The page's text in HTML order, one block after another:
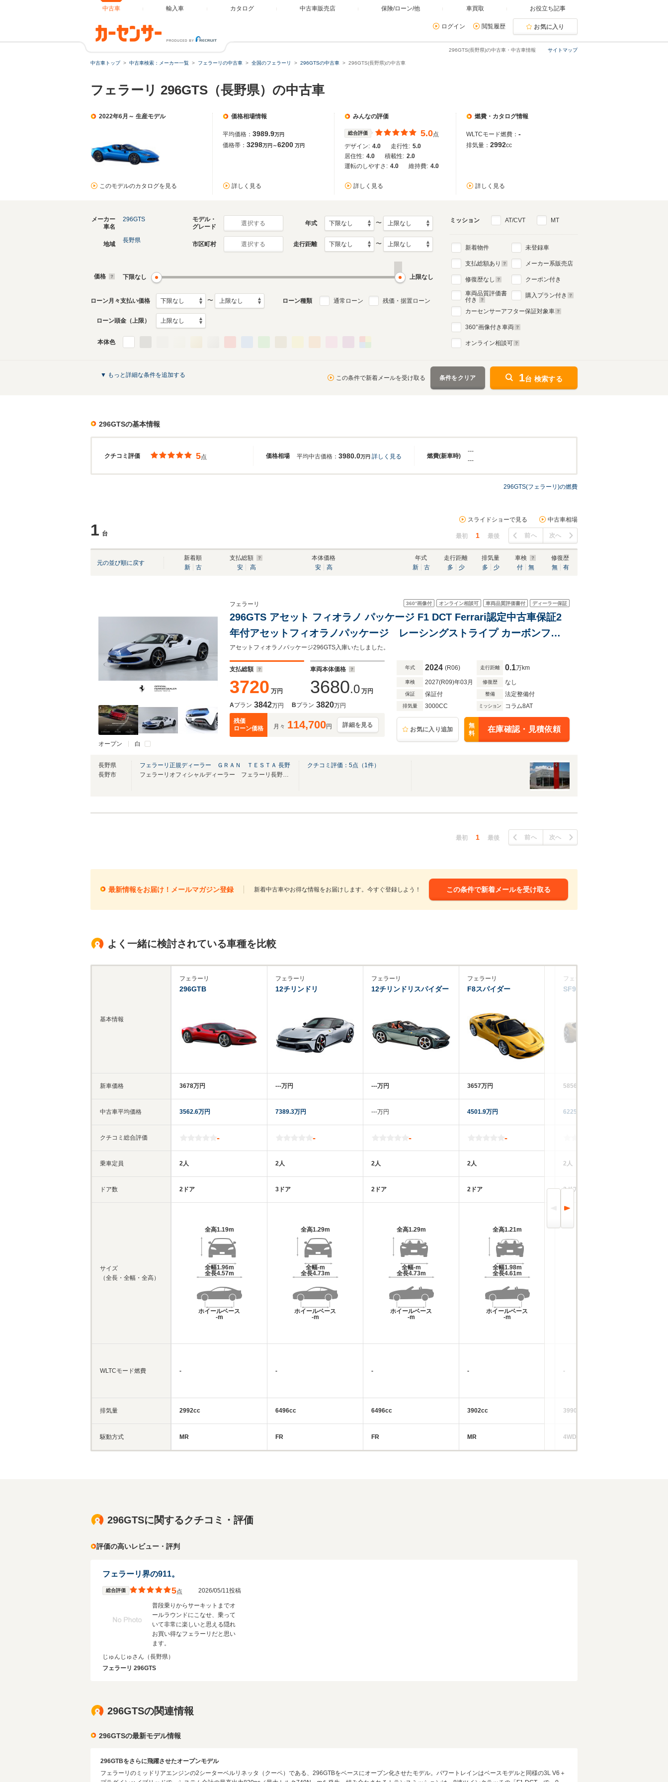
中古車 輸入車 カタログ 中古車販売店 保険/ローン/他 車買取 お役立ち記事
ログイン 閲覧履歴 お気に入り
サイトマップ
296GTS(長野県)の中古車・中古車情報
中古車トップ 中古車検索：メーカー一覧 フェラーリの中古車 全国のフェラーリ 296GTSの中古車 296GTS(長野県)の中古車
フェラーリ 296GTS（長野県）の中古車
2022年6月～ 生産モデル
このモデルのカタログを見る
価格相場情報
平均価格： 3989.9万円
価格帯： 3298万円～6200 万円
詳しく見る
みんなの評価
総合評価 5.0点
デザイン: 4.0 走行性: 5.0
居住性: 4.0 積載性: 2.0
運転のしやすさ: 4.0 維持費: 4.0
詳しく見る
燃費・カタログ情報
WLTCモード燃費： -
排気量： 2992cc
詳しく見る
メーカー
車名
296GTS
モデル・
グレード
選択する 年式 〜
地域
長野県
市区町村 選択する 走行距離 〜
価格 下限なし 上限なし
ローン月々支払い価格 〜 ローン種類 通常ローン 残価・据置ローン
ローン頭金（上限）
本体色
ミッション AT/CVT MT
新着物件
支払総額あり
修復歴なし
車両品質評価書
付き
未登録車
メーカー系販売店
クーポン付き
購入プラン付き
カーセンサーアフター保証対象車
360°画像付き車両
オンライン相談可
▼ もっと詳細な条件を追加する この条件で新着メールを受け取る 条件をクリア 1台 検索する
296GTSの基本情報
クチコミ評価 価格相場 燃費(新車時)
5点 平均中古価格： 3980.0万円 詳しく見る
---
---
296GTS(フェラーリ)の燃費
1 台
スライドショーで見る 中古車相場
最初 1 最後 前へ 次へ
元の並び順に戻す
新着順
新
古
支払総額
安
高
本体価格
安
高
年式
新
古
走行距離
多
少
排気量
多
少
車検
付
無
修復歴
無
有
オープン 白
360°画像付 オンライン相談可 車両品質評価書付 ディーラー保証
フェラーリ
296GTS アセット フィオラノ パッケージ F1 DCT Ferrari認定中古車保証2
年付アセットフィオラノパッケージ レーシングストライプ カーボンファ
イバーリアディフューザー カーボンファイバーレーシングシート LEDカー
ボンファイバーステアリングホイール
アセットフィオラノパッケージ296GTS入庫いたしました。
支払総額
3720 万円
車両本体価格
3680.0 万円
Aプラン 3842万円 Bプラン 3820万円
残価
ローン価格
月々 114,700円 詳細を見る
年式 2024 (R06) 走行距離 0.1万km
車検 2027(R09)年03月 修復歴 なし
保証 保証付 整備 法定整備付
排気量 3000CC ミッション コラム8AT
お気に入り追加
無
料
在庫確認・見積依頼
長野県
長野市
フェラーリ正規ディーラー ＧＲＡＮ ＴＥＳＴＡ 長野
フェラーリオフィシャルディーラー フェラーリ長野ショールーム
クチコミ評価： 5点（ 1件）
最初 1 最後 前へ 次へ
最新情報をお届け！メールマガジン登録 新着中古車やお得な情報をお届けします。今すぐ登録しよう！ この条件で新着メールを受け取る
よく一緒に検討されている車種を比較
基本情報
新車価格
中古車平均価格
クチコミ総合評価
乗車定員
ドア数
サイズ
（全長・全幅・全高）
WLTCモード燃費
排気量
駆動方式
フェラーリ
296GTB
3678万円
3562.6万円
-
2人
2ドア
全高1.19m
全幅1.96m
全長4.57m
ホイールベース
-m
-
2992cc
MR
フェラーリ
12チリンドリ
‐‐‐万円
7389.3万円
-
2人
3ドア
全高1.29m
全幅-m
全長4.73m
ホイールベース
-m
-
6496cc
FR
フェラーリ
12チリンドリスパイダー
‐‐‐万円
‐‐‐万円
-
2人
2ドア
全高1.29m
全幅-m
全長4.73m
ホイールベース
-m
-
6496cc
FR
フェラーリ
F8スパイダー
3657万円
4501.9万円
-
2人
2ドア
全高1.21m
全幅1.98m
全長4.61m
ホイールベース
-m
-
3902cc
MR
フェラーリ
SF90スパイダー
5856万円
6225.2万円
2人
2ドア
-
3990cc
4WD
296GTSに関するクチコミ・評価
評価の高いレビュー・評判
フェラーリ界の911。
総合評価 5点 2026/05/11投稿
普段乗りからサーキットまでオ
ールラウンドにこなせ、乗って
いて非常に楽しいと思える隠れ
お買い得なフェラーリだと思い
ます。
じゅんじゅさん （長野県）
フェラーリ 296GTS
296GTSの関連情報
296GTSの最新モデル情報
296GTBをさらに飛躍させたオープンモデル
フェラーリのミッドリアエンジンの2シーターベルリネッタ（クーペ）である、296GTBをベースにオープン化させたモデル。パワートレインはベースモデルと同様の3L V6＋